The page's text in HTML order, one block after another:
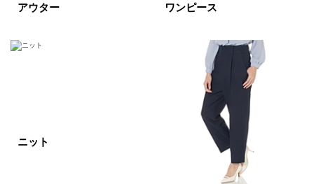
グレー
ベージュ オレンジ
ピンク
アウター ワンピース
ニット